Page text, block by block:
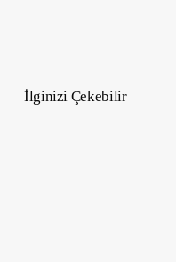
İlginizi Çekebilir